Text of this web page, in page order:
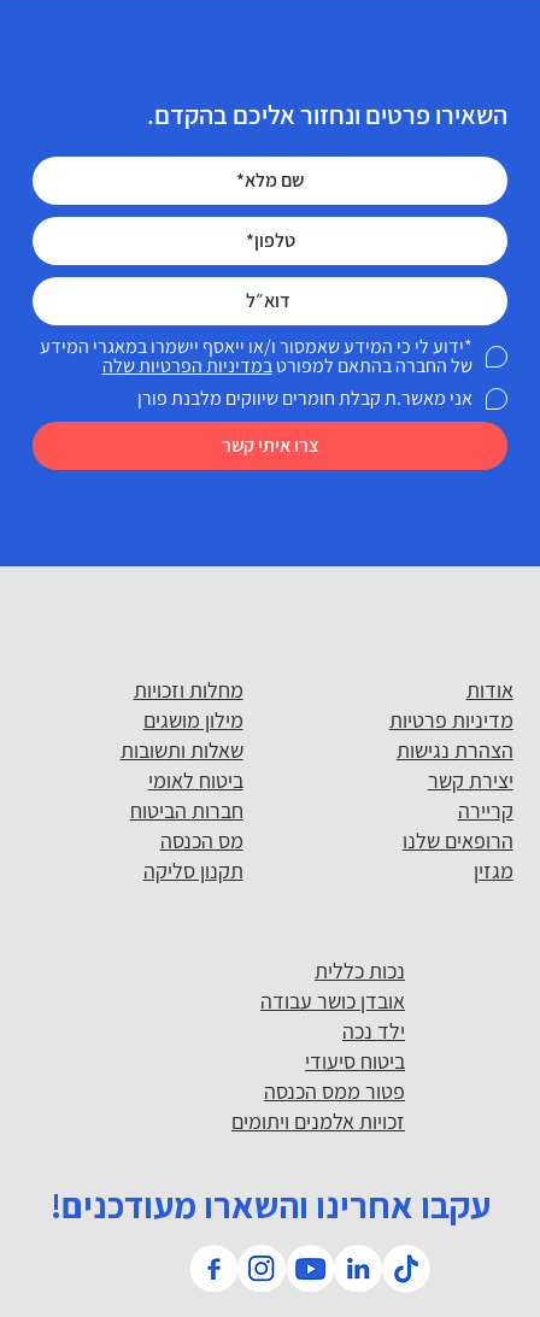
השאירו פרטים ונחזור אליכם בהקדם.
צרו איתי קשר
*ידוע לי כי המידע שאמסור ו/או ייאסף יישמרו במאגרי המידע
של החברה בהתאם למפורטבמדיניות הפרטיות שלה
אני מאשר.ת קבלת חומרים שיווקים מלבנת פורן
אודות
מדיניות פרטיות
הצהרת נגישות
יצירת קשר
קריירה
הרופאים שלנו
מגזין
מחלות וזכויות
מילון מושגים
שאלות ותשובות
ביטוח לאומי
חברות הביטוח
מס הכנסה
תקנון סליקה
נכות כללית
אובדן כושר עבודה
ילד נכה
ביטוח סיעודי
פטור ממס הכנסה
זכויות אלמנים ויתומים
עקבו אחרינו והשארו מעודכנים!